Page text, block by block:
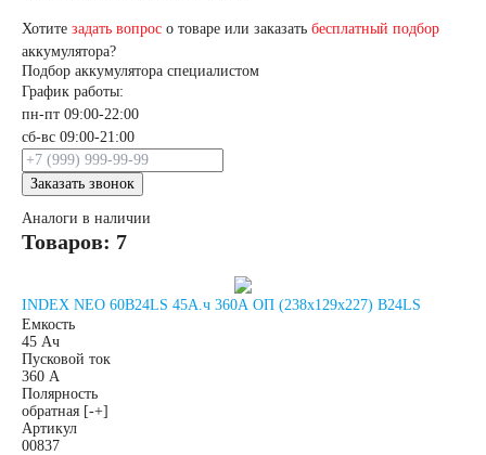
Россия
Беларусь
Польша
Хотите задать вопрос о товаре или заказать бесплатный подбор
аккумулятора?
Подбор аккумулятора специалистом
График работы:
пн-пт 09:00-22:00
сб-вс 09:00-21:00
Заказать звонок
Аналоги в наличии
Товаров: 7
INDEX NEO 60B24LS 45А.ч 360А ОП (238x129x227) B24LS
Емкость
45 Ач
Пусковой ток
360 А
Полярность
обратная [-+]
Артикул
00837